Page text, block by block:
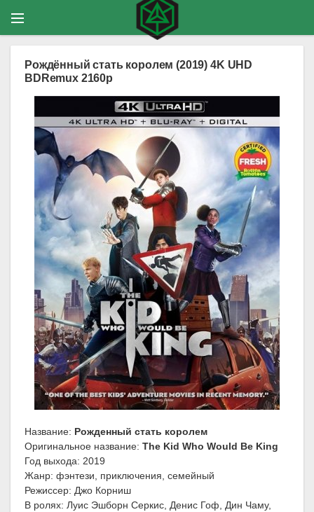
Рождённый стать королем (2019) 4K UHD
BDRemux 2160p
Название: Рожденный стать королем
Оригинальное название: The Kid Who Would Be King
Год выхода: 2019
Жанр: фэнтези, приключения, семейный
Режиссер: Джо Корниш
В ролях: Луис Эшборн Серкис, Денис Гоф, Дин Чаму,